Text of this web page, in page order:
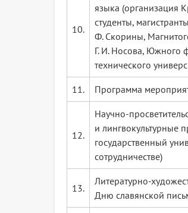
10.
языка (организация
студенты,
Ф. Скорины,
Г. И. Носова, Южного
технического
11. Программа
12.
Научно-
и лингвокультурные
государственный
сотрудничестве)
13.
Литературно-
Дню славянской